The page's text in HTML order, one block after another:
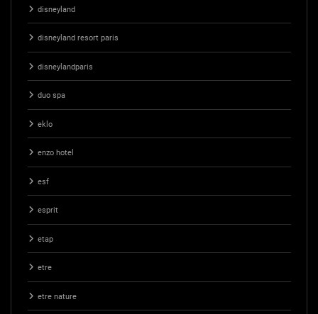
disneyland
disneyland resort paris
disneylandparis
duo spa
eklo
enzo hotel
esf
esprit
etap
etre
etre nature